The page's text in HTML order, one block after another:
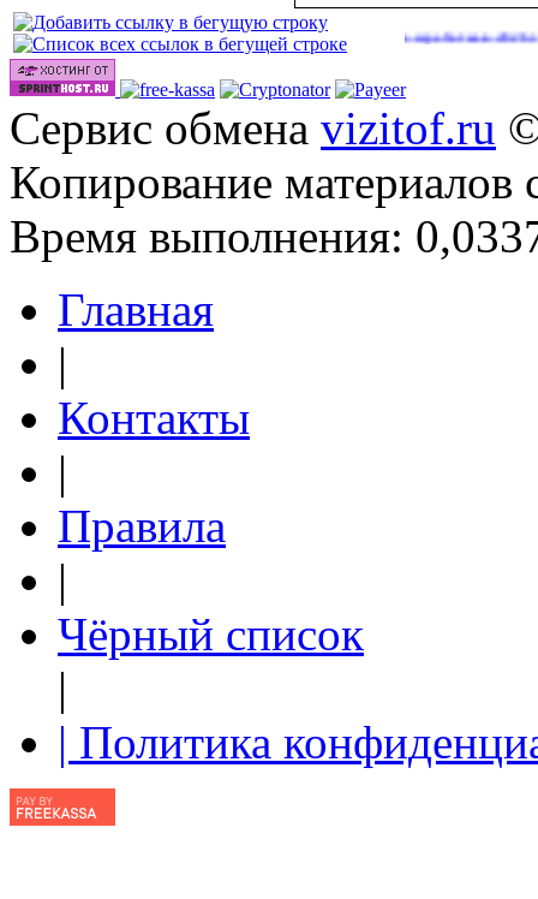
Сайты для заработка в 2026 году(41)|
Сервис обмена vizitof.ru
Копирование материалов
Время выполнения:
Главная
|
Контакты
|
Правила
|
Чёрный список
|
| Политика